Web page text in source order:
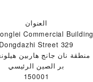
العنوان
Commercial Building
329 Dongdazhi Street
منطقة نان جانج هاربين
بر الصين الرئيسي
150001